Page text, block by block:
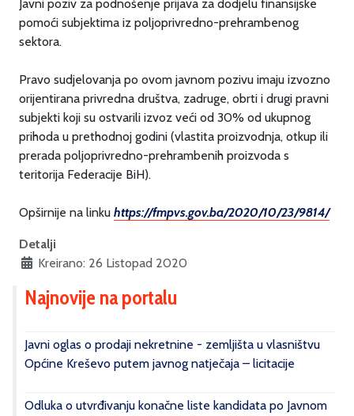
Javni poziv za podnošenje prijava za dodjelu finansijske
pomoći subjektima iz poljoprivredno-prehrambenog
sektora.
Pravo sudjelovanja po ovom javnom pozivu imaju izvozno
orijentirana privredna društva, zadruge, obrti i drugi pravni
subjekti koji su ostvarili izvoz veći od 30% od ukupnog
prihoda u prethodnoj godini (vlastita proizvodnja, otkup ili
prerada poljoprivredno-prehrambenih proizvoda s
teritorija Federacije BiH).
Opširnije na linku https://fmpvs.gov.ba/2020/10/23/9814/
Detalji
Kreirano: 26 Listopad 2020
Najnovije na portalu
Javni oglas o prodaji nekretnine - zemljišta u vlasništvu
Općine Kreševo putem javnog natječaja – licitacije
Odluka o utvrđivanju konačne liste kandidata po Javnom